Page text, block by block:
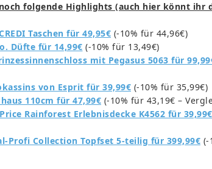
folgende Highlights (auch hier könnt ihr
Taschen für 49,95€ (-10% für 44,96€)
Düfte für 14,99€ (-10% für 13,49€)
mit Pegasus 5063 für
von Esprit für 39,99€ (-10% für 35,99€)
110cm für 47,99€ (-10% für 43,19€ –
Rainforest Erlebnisdecke K4562 für 39,99€
Profi Collection Topfset 5-teilig für 399,99€ (-